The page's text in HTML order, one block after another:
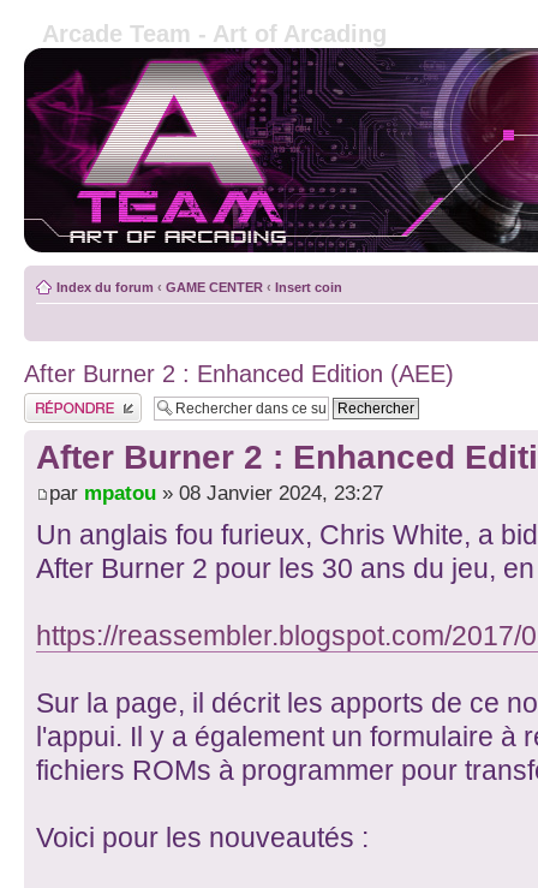
Arcade Team - Art of Arcading
Index du forum ‹ GAME CENTER ‹ Insert coin
After Burner 2 : Enhanced Edition (AEE)
Publier une réponse
After Burner 2 : Enhanced
par mpatou » 08 Janvier 2024, 23:27
Un anglais fou furieux, Chris White, a
After Burner 2 pour les 30 ans du jeu,
https://reassembler.blogspot.com/2017/
Sur la page, il décrit les apports de ce
l'appui. Il y a également un formulaire à
fichiers ROMs à programmer pour
Voici pour les nouveautés :